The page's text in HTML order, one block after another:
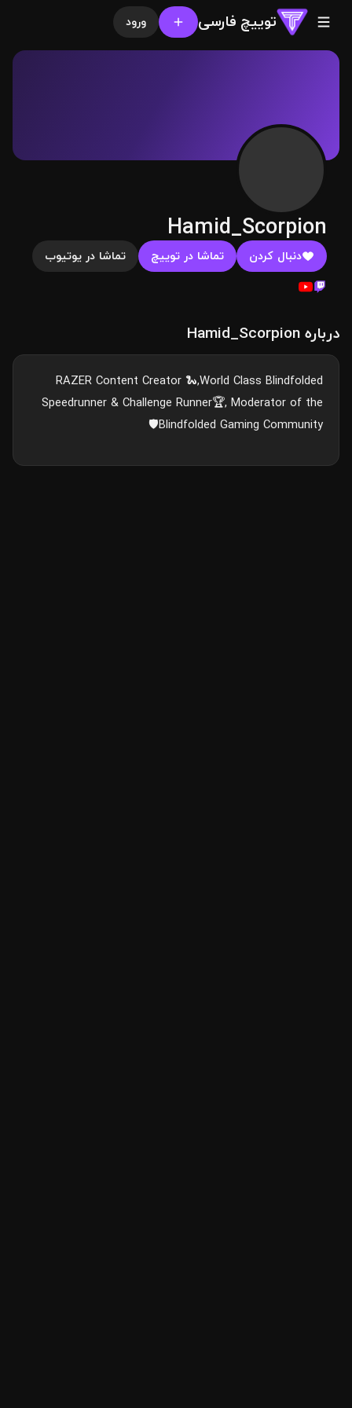
توییچ فارسی ورود
Hamid_Scorpion
دنبال کردن تماشا در توییچ تماشا در یوتیوب
درباره Hamid_Scorpion
RAZER Content Creator 🐍,World Class Blindfolded
Speedrunner & Challenge Runner🏆, Moderator of the
Blindfolded Gaming Community🛡️